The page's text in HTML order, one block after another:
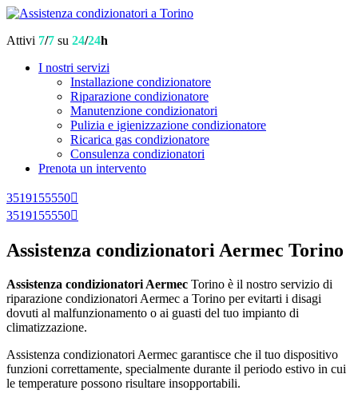
Attivi 7/7 su 24/24h
I nostri servizi
Installazione condizionatore
Riparazione condizionatore
Manutenzione condizionatori
Pulizia e igienizzazione condizionatore
Ricarica gas condizionatore
Consulenza condizionatori
Prenota un intervento
3519155550
3519155550
Assistenza condizionatori Aermec Torino
Assistenza condizionatori Aermec Torino è il nostro servizio di
riparazione condizionatori Aermec a Torino per evitarti i disagi
dovuti al malfunzionamento o ai guasti del tuo impianto di
climatizzazione.
Assistenza condizionatori Aermec garantisce che il tuo dispositivo
funzioni correttamente, specialmente durante il periodo estivo in cui
le temperature possono risultare insopportabili.